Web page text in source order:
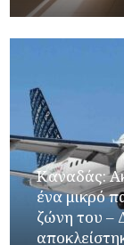
Καναδάς:
ένα μικρό
ζώνη του –